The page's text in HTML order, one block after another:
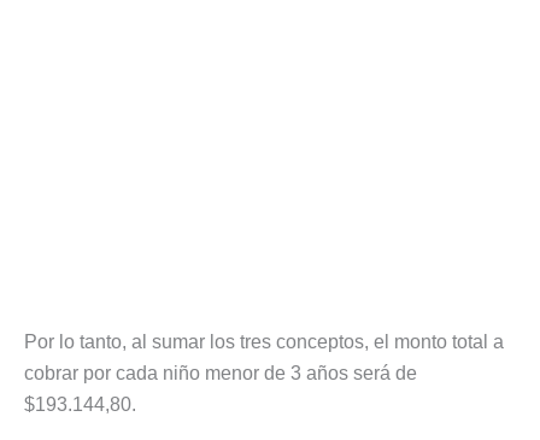
Por lo tanto, al sumar los tres conceptos, el monto total a
cobrar por cada niño menor de 3 años será de
$193.144,80.